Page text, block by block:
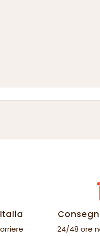
24/48 ore